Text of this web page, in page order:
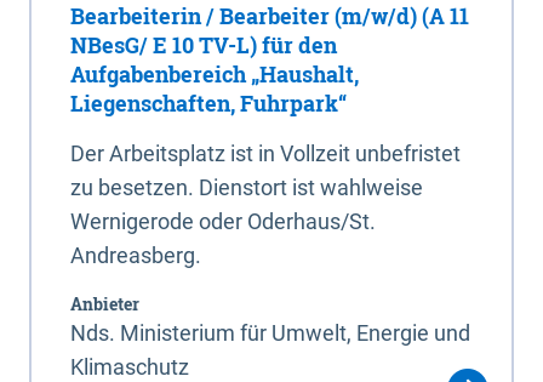
Bearbeiterin / Bearbeiter (m/w/d) (A 11
NBesG/ E 10 TV-L) für den
Aufgabenbereich „Haushalt,
Liegenschaften, Fuhrpark“
Der Arbeitsplatz ist in Vollzeit unbefristet
zu besetzen. Dienstort ist wahlweise
Wernigerode oder Oderhaus/St.
Andreasberg.
Anbieter
Nds. Ministerium für Umwelt, Energie und
Klimaschutz